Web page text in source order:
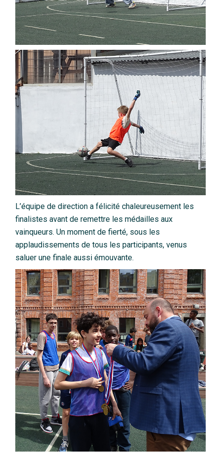
L’équipe de direction a félicité chaleureusement les
finalistes avant de remettre les médailles aux
vainqueurs. Un moment de fierté, sous les
applaudissements de tous les participants, venus
saluer une finale aussi émouvante.